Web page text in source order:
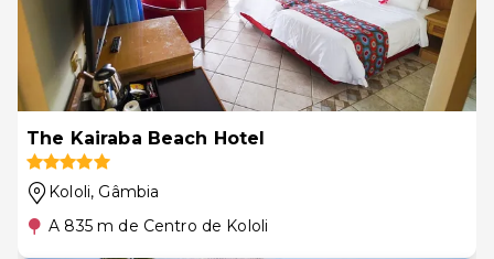
The Kairaba Beach Hotel
Kololi, Gâmbia
A 835 m de Centro de Kololi